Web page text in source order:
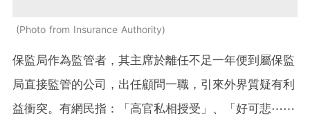
Photo from Insurance Authority
保監局作為監管者，其主席於離任不足一年便到屬保監
局直接監管的公司，出任顧問一職，引來外界質疑有利
益衝突。有網民指：「高官私相授受」、「好可悲⋯⋯